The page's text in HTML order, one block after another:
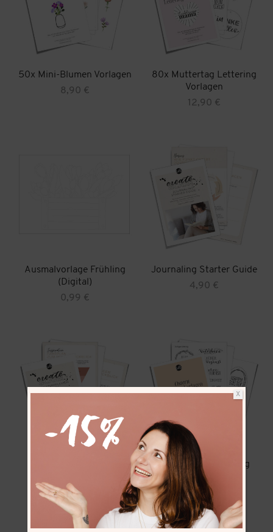
50x Mini-Blumen Vorlagen
8,90 €
80x Muttertag Lettering
Vorlagen
12,90 €
Ausmalvorlage Frühling
(Digital)
0,99 €
Journaling Starter Guide
4,90 €
60x Ostern Lettering
Vorlagen
9,90€
X